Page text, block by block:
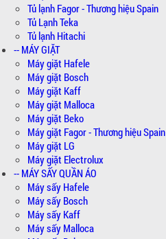
Tủ lạnh Fagor - Thương hiệu Spain
Tủ Lạnh Teka
Tủ lạnh Hitachi
-- MÁY GIẶT
Máy giặt Hafele
Máy giặt Bosch
Máy giặt Kaff
Máy giặt Malloca
Máy giặt Beko
Máy giặt Fagor - Thương hiệu Spain
Máy giặt LG
Máy giặt Electrolux
-- MÁY SẤY QUẦN ÁO
Máy sấy Hafele
Máy sấy Bosch
Máy sấy Kaff
Máy sấy Malloca